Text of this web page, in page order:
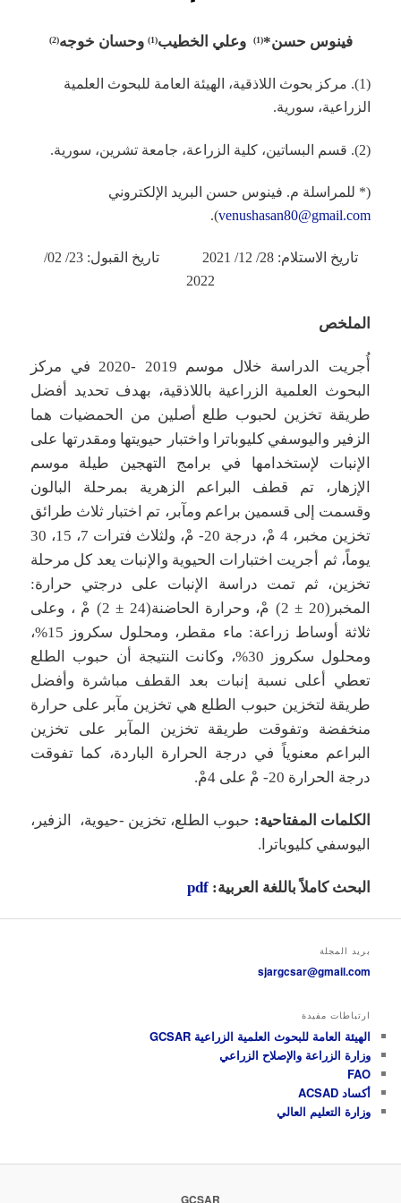
فينوس حسن*(1) وعلي الخطيب(1) وحسان خوجه(2)
(1). مركز بحوث اللاذقية، الهيئة العامة للبحوث العلمية
الزراعية، سورية.
(2). قسم البساتين، كلية الزراعة، جامعة تشرين، سورية.
(* للمراسلة م. فينوس حسن البريد الإلكتروني
venushasan80@gmail.com
).
تاريخ الاستلام: 28/ 12/ 2021 تاريخ القبول: 23/ 02/
2022
الملخص
أُجريت الدراسة خلال موسم 2019 -2020 في مركز
البحوث العلمية الزراعية باللاذقية، بهدف تحديد أفضل
طريقة تخزين لحبوب طلع أصلين من الحمضيات هما
الزفير واليوسفي كليوباترا واختبار حيويتها ومقدرتها على
الإنبات لإستخدامها في برامج التهجين طيلة موسم
الإزهار، تم قطف البراعم الزهرية بمرحلة البالون
وقسمت إلى قسمين براعم ومآبر، تم اختبار ثلاث طرائق
تخزين مخبر، 4 مْ، درجة 20- مْ، ولثلاث فترات 7، 15، 30
يوماً، ثم أجريت اختبارات الحيوية والإنبات يعد كل مرحلة
تخزين، ثم تمت دراسة الإنبات على درجتي حرارة:
المخبر(20 ± 2) مْ، وحرارة الحاضنة(24 ± 2) مْ ، وعلى
ثلاثة أوساط زراعة: ماء مقطر، ومحلول سكروز 15%،
ومحلول سكروز 30%، وكانت النتيجة أن حبوب الطلع
تعطي أعلى نسبة إنبات بعد القطف مباشرة وأفضل
طريقة لتخزين حبوب الطلع هي تخزين مآبر على حرارة
منخفضة وتفوقت طريقة تخزين المآبر على تخزين
البراعم معنوياً في درجة الحرارة الباردة، كما تفوقت
درجة الحرارة 20- مْ على 4مْ.
الكلمات المفتاحية: حبوب الطلع، تخزين -حيوية، الزفير،
اليوسفي كليوباترا.
البحث كاملاً باللغة العربية:pdf
بريد المجلة
sjargcsar@gmail.com
ارتباطات مفيدة
الهيئة العامة للبحوث العلمية الزراعية GCSAR
وزارة الزراعة والإصلاح الزراعي
FAO
أكساد ACSAD
وزارة التعليم العالي
GCSAR